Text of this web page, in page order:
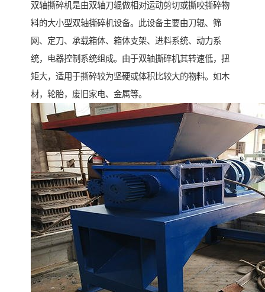
双轴撕碎机是由双轴刀辊做相对运动剪切或撕咬撕碎物
料的大小型双轴撕碎机设备。此设备主要由刀辊、筛
网、定刀、承载箱体、箱体支架、进料系统、动力系
统，电器控制系统组成。由于双轴撕碎机其转速低，扭
矩大，适用于撕碎较为坚硬或体积比较大的物料。如木
材，轮胎，废旧家电、金属等。